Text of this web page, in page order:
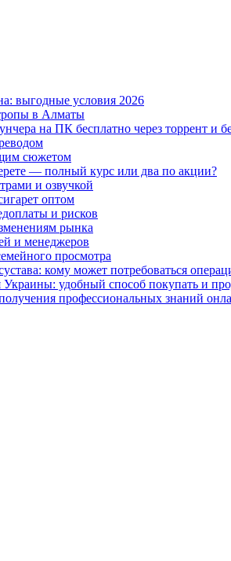
выгодные условия 2026
в Алматы
на ПК бесплатно через торрент и
сюжетом
— полный курс или два по акции?
и озвучкой
оптом
и рисков
рынка
и менеджеров
просмотра
кому может потребоваться
Украины: удобный способ покупать и
профессиональных знаний